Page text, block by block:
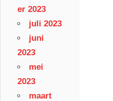
er 2023
juli 2023
juni
2023
mei
2023
maart